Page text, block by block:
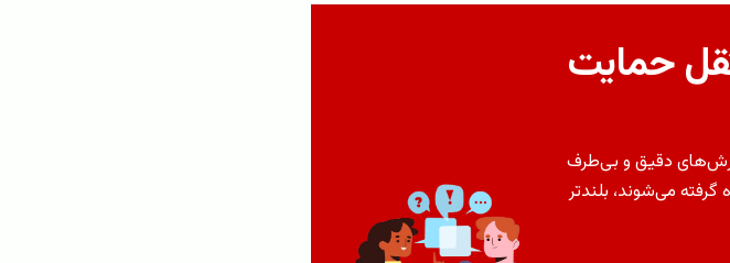
حمایت
دقیق و بی‌طرف
می‌شوند، بلندتر